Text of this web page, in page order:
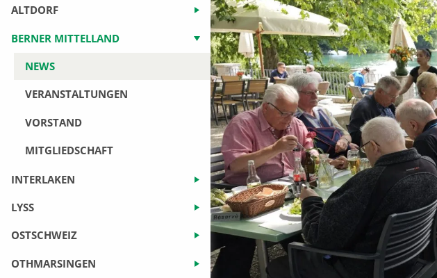
ALTDORF
BERNER MITTELLAND
NEWS
VERANSTALTUNGEN
VORSTAND
MITGLIEDSCHAFT
INTERLAKEN
LYSS
OSTSCHWEIZ
OTHMARSINGEN